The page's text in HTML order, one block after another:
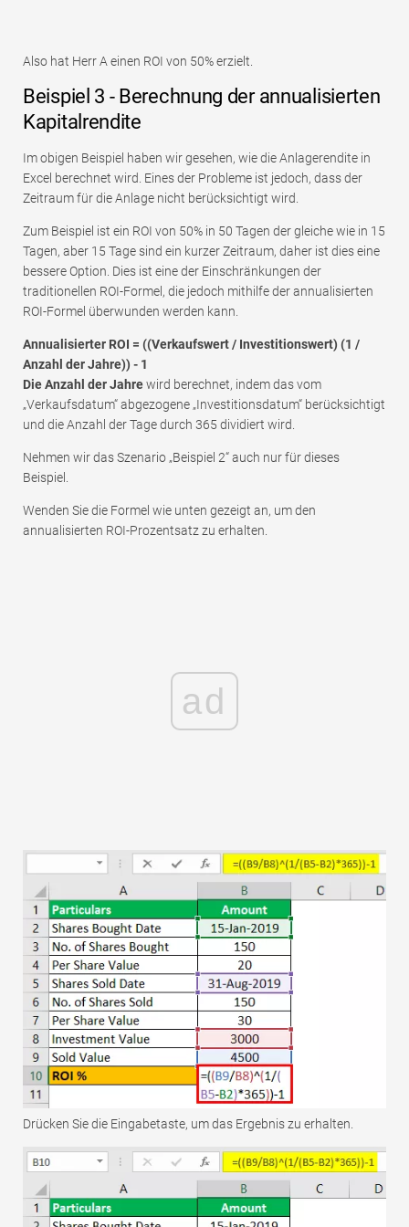
Also hat Herr A einen ROI von 50% erzielt.
Beispiel 3 - Berechnung der annualisierten
Kapitalrendite
Im obigen Beispiel haben wir gesehen, wie die Anlagerendite in
Excel berechnet wird. Eines der Probleme ist jedoch, dass der
Zeitraum für die Anlage nicht berücksichtigt wird.
Zum Beispiel ist ein ROI von 50% in 50 Tagen der gleiche wie in 15
Tagen, aber 15 Tage sind ein kurzer Zeitraum, daher ist dies eine
bessere Option. Dies ist eine der Einschränkungen der
traditionellen ROI-Formel, die jedoch mithilfe der annualisierten
ROI-Formel überwunden werden kann.
Annualisierter ROI = ((Verkaufswert / Investitionswert) (1 /
Anzahl der Jahre)) - 1
Die Anzahl der Jahrewird berechnet, indem das vom
„Verkaufsdatum“ abgezogene „Investitionsdatum“ berücksichtigt
und die Anzahl der Tage durch 365 dividiert wird.
Nehmen wir das Szenario „Beispiel 2“ auch nur für dieses
Beispiel.
Wenden Sie die Formel wie unten gezeigt an, um den
annualisierten ROI-Prozentsatz zu erhalten.
ad
Drücken Sie die Eingabetaste, um das Ergebnis zu erhalten.